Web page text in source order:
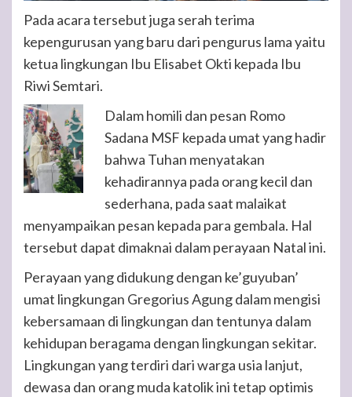
Pada acara tersebut juga serah terima
kepengurusan yang baru dari pengurus lama yaitu
ketua lingkungan Ibu Elisabet Okti kepada Ibu
Riwi Semtari.
Dalam homili dan pesan Romo
Sadana MSF kepada umat yang hadir
bahwa Tuhan menyatakan
kehadirannya pada orang kecil dan
sederhana, pada saat malaikat
menyampaikan pesan kepada para gembala. Hal
tersebut dapat dimaknai dalam perayaan Natal ini.
Perayaan yang didukung dengan ke’guyuban’
umat lingkungan Gregorius Agung dalam mengisi
kebersamaan di lingkungan dan tentunya dalam
kehidupan beragama dengan lingkungan sekitar.
Lingkungan yang terdiri dari warga usia lanjut,
dewasa dan orang muda katolik ini tetap optimis